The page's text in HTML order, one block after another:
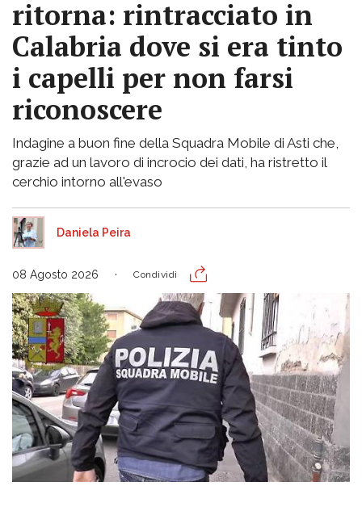
ritorna: rintracciato in
Calabria dove si era tinto
i capelli per non farsi
riconoscere
Indagine a buon fine della Squadra Mobile di Asti che,
grazie ad un lavoro di incrocio dei dati, ha ristretto il
cerchio intorno all'evaso
Daniela Peira
08 Agosto 2026 Condividi